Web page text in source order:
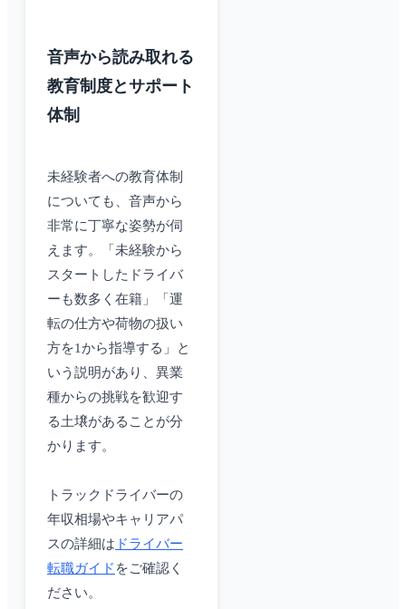
音声から読み取れる
教育制度とサポート
体制
未経験者への教育体制
についても、音声から
非常に丁寧な姿勢が伺
えます。「未経験から
スタートしたドライバ
ーも数多く在籍」「運
転の仕方や荷物の扱い
方を1から指導する」と
いう説明があり、異業
種からの挑戦を歓迎す
る土壌があることが分
かります。
トラックドライバーの
年収相場やキャリアパ
スの詳細は ドライバー
転職ガイド をご確認く
ださい。